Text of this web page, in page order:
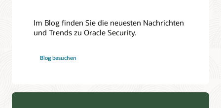
Verwaltung von Oracle Universal Authenticator
Oracle Access Manager WebGates and Agent – Downloads
Oracle Access Management 12cPS4 – Häufig gestellte Fragen
Identity and Access Management mit Oracle modernisieren
Oracle Enterprise Single Sign-On – Ressourcen
Im Blog finden Sie die neuesten Nachrichten
und Trends zu Oracle Security.
Blog besuchen